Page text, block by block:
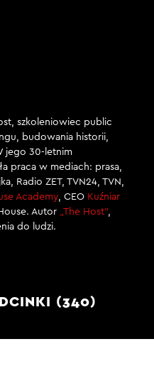
szkoleniowiec public
budowania historii,
jego 30-letnim
praca w mediach: prasa,
Radio ZET, TVN24, TVN,
Academy , CEO Kuźniar
Autor „The Host”,
do ludzi.
(340)